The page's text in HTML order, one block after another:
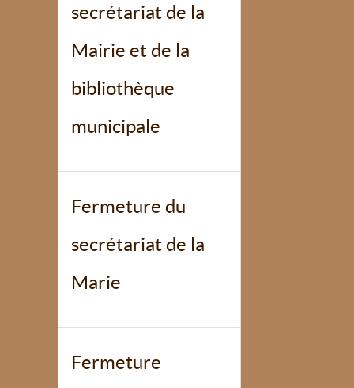
secrétariat de la
Mairie et de la
bibliothèque
municipale
Fermeture du
secrétariat de la
Marie
Fermeture